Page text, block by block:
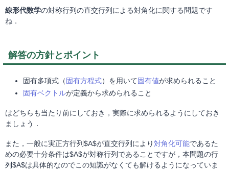
線形代数学の対称行列の直交行列による対角化に関する問題です
ね．
解答の方針とポイント
固有多項式（ 固有方程式）を用いて固有値が求められること
固有ベクトルが定義から求められること
はどちらも当たり前にしておき，実際に求められるようにしておき
ましょう．
また，一般に実正方行列$A$が直交行列により対角化可能であるた
めの必要十分条件は$A$が対称行列であることですが，本問題の行
列$A$は具体的なのでこの知識がなくても解けるようになっていま